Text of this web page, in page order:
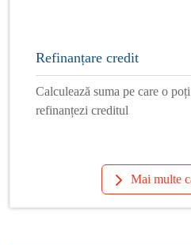
Refinanțare credit
Calculează suma pe care o
refinanțezi creditul
Mai multe